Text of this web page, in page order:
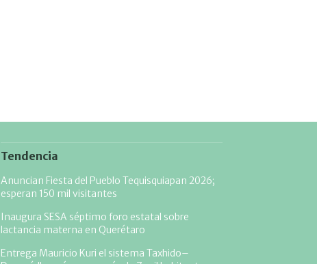
Tendencia
Anuncian Fiesta del Pueblo Tequisquiapan 2026;
esperan 150 mil visitantes
Inaugura SESA séptimo foro estatal sobre
lactancia materna en Querétaro
Entrega Mauricio Kuri el sistema Taxhido–